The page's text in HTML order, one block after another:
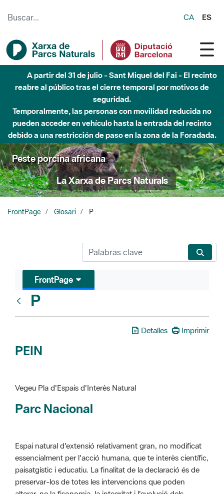
CA ES
Hasta diciembre de 2026 - Parque Fluvial Besós -
Afectaciones en el cauce del Parque Fluvial del Besòs debido
a obras de construcción de una pasarela sobre el río
Peste porcina africana
La Xarxa de Parcs Naturals
FrontPage Glosari P
Glosari
P
PEIN
Vegeu Pla d'Espais d'Interès Natural
Espai natural d'extensió relativament gran, no modificat
preservar-los de totes les intervencions que poden
alterar-ne la fisonomia, la integritat i l'evolució dels
sistemes naturals. Aquesta figura ve definida en la Llei
12/1985, de 13 de juny, d'espais naturals.